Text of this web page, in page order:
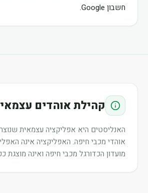
חשבון Google.
קהילת אוהדים
האנליסטים היא אפליקציה עצמאית
אוהדי מכבי חיפה. האפליקציה אינה
מועדון הכדורגל מכבי חיפה ואינה מוצגת